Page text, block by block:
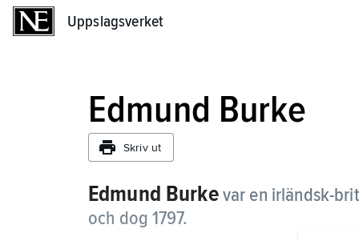
Uppslagsverket
Edmund Burke
Skriv ut
Edmund Burkevar en irländsk-
och dog 1797.